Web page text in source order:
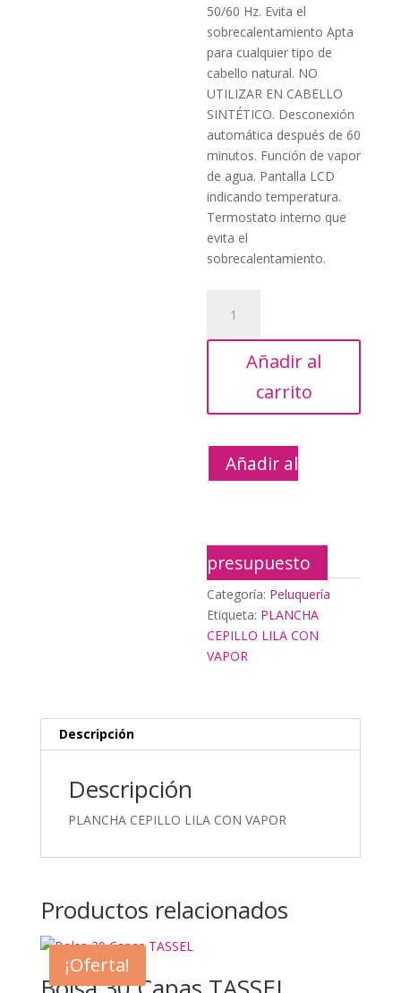
50/60 Hz. Evita el
sobrecalentamiento Apta
para cualquier tipo de
cabello natural. NO
UTILIZAR EN CABELLO
SINTÉTICO. Desconexión
automática después de 60
minutos. Función de vapor
de agua. Pantalla LCD
indicando temperatura.
Termostato interno que
evita el
sobrecalentamiento.
CEPILLO
LILA
Añadir al
carrito
Añadir al
presupuesto
Categoría: Peluquería
Etiqueta: PLANCHA
CEPILLO LILA CON
VAPOR
Descripción
Descripción
PLANCHA CEPILLO LILA CON VAPOR
Productos relacionados
¡Oferta!